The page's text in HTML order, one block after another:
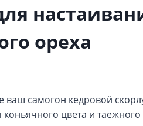
ореха
ваш самогон кедровой
коньячного цвета и